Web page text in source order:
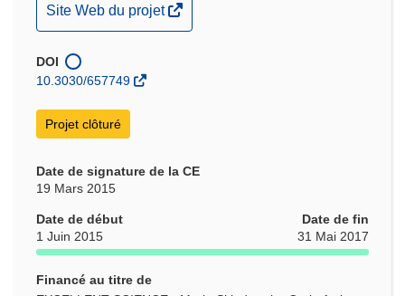
(s’ouvre
dans
une
nouvelle
Site Web du projet
DOI
10.3030/657749
Projet clôturé
Date de signature de la CE
19 Mars 2015
Date de début
1 Juin 2015
Date de fin
31 Mai 2017
Financé au titre de